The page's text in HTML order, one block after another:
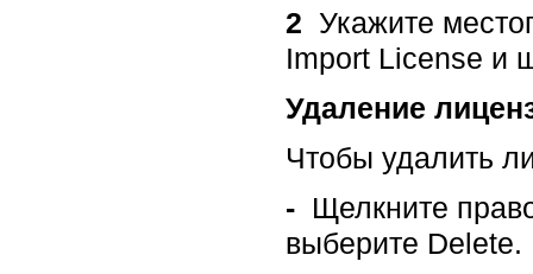
2 Укажите
Import License и
Удаление
Чтобы удалить
- Щелкните
выберите Delete.